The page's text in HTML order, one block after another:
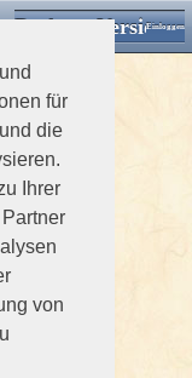
für
die
Ihrer
von
Desktop VersionEinloggen